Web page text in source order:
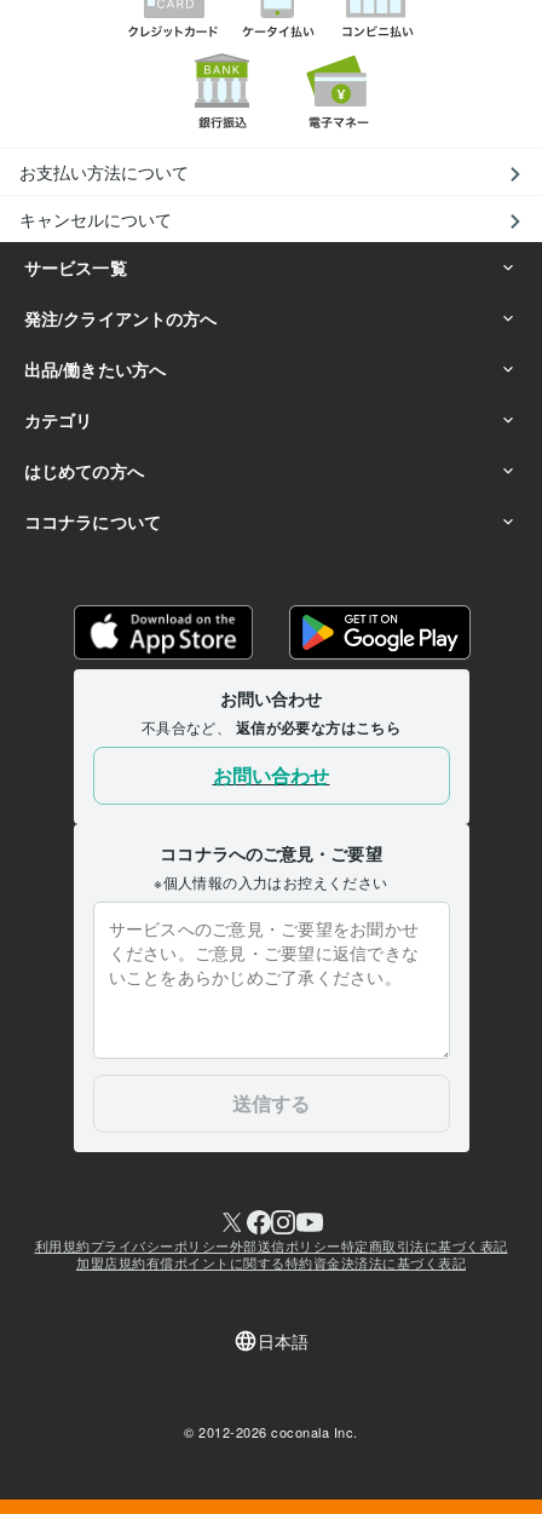
お支払い方法について
キャンセルについて